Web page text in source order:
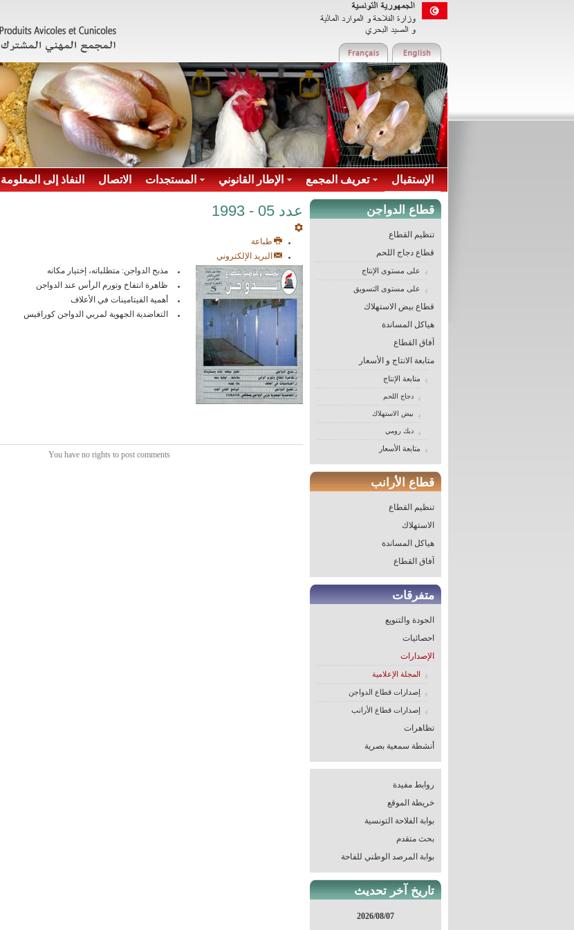
الإستقبال تعريف المجمع الإطار القانوني المستجدات الاتصال النفاذ إلى المعلومة
عدد 05 - 1993
طباعة
البريد الإلكتروني
مذبح الدواجن: متطلباته، إختيار مكانه
ظاهرة انتفاخ وتورم الرأس عند الدواجن
أهمية الفيتامينات في الأعلاف
التعاضدية الجهوية لمربي الدواجن كورافيس
You have no rights to post comments
قطاع الدواجن
تنظيم القطاع
قطاع دجاج اللحم
على مستوى الإنتاج
على مستوى التسويق
قطاع بيض الاستهلاك
هياكل المساندة
آفاق القطاع
متابعة الانتاج و الأسعار
متابعة الإنتاج
دجاج اللحم
بيض الاستهلاك
ديك رومي
متابعة الأسعار
قطاع الأرانب
تنظيم القطاع
الاستهلاك
هياكل المساندة
آفاق القطاع
متفرقات
الجودة والتنويع
احصائيات
الإصدارات
المجلة الإعلامية
إصدارات قطاع الدواجن
إصدارات قطاع الأرانب
تظاهرات
أنشطة سمعية بصرية
روابط مفيدة
خريطة الموقع
بوابة الفلاحة التونسية
بحث متقدم
بوابة المرصد الوطني للفاحة
تاريخ آخر تحديث
2026/08/07